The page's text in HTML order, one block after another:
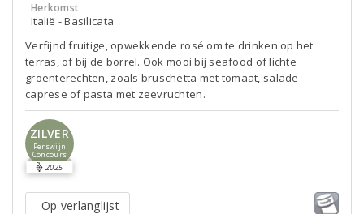
Herkomst
Italië - Basilicata
Verfijnd fruitige, opwekkende rosé om te drinken op het
terras, of bij de borrel. Ook mooi bij seafood of lichte
groenterechten, zoals bruschetta met tomaat, salade
caprese of pasta met zeevruchten.
ZILVER
Perswijn
Concours
2025
Op verlanglijst